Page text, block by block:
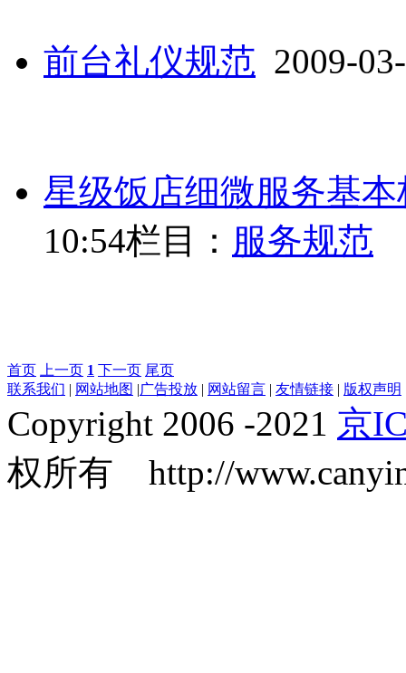
前台礼仪规范 2009-
星级饭店细微服务基
10:54栏目： 服务规范
首页 上一页 1 下一页 尾页
联系我们 | 网站地图 |广告投放 | 网站留言 | 友情链接 | 版权声明
Copyright 2006 -2021 京
权所有 http://